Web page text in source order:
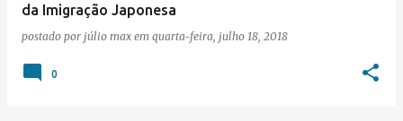
da Imigração Japonesa
postado por júlio max em quarta-feira, julho 18, 2018
0